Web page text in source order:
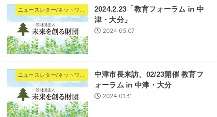
2024.2.23「教育フォーラム in 中
津・大分」
2024.05.07
中津市長来訪、02/23開催 教育フ
ォーラム in 中津・大分
2024.01.31